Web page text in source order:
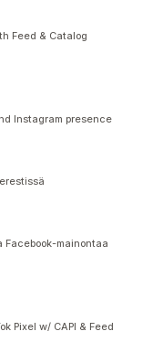
Feed & Catalog
Instagram presence
mainontaa
Pixel w/ CAPI & Feed